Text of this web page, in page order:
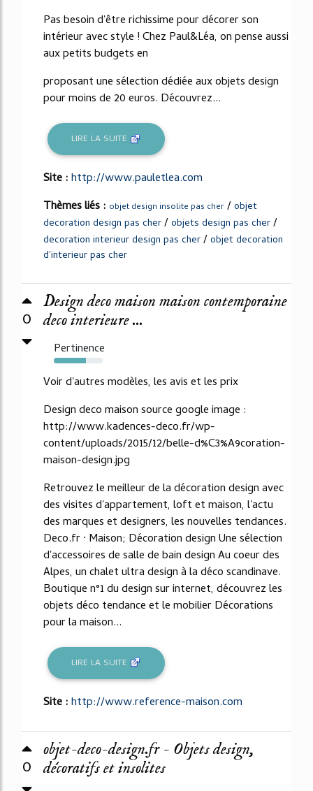
Pas besoin d'être richissime pour décorer son
intérieur avec style ! Chez Paul&Léa, on pense aussi
aux petits budgets en
proposant une sélection dédiée aux objets design
pour moins de 20 euros. Découvrez...
LIRE LA SUITE
Site :http://www.pauletlea.com
Thèmes liés : objet design insolite pas cher /objet
decoration design pas cher/objets design pas cher/
decoration interieur design pas cher/objet decoration
d'interieur pas cher
0
Design deco maison maison contemporaine
deco interieure ...
Pertinence
65%
Voir d'autres modèles, les avis et les prix
Design deco maison source google image :
http://www.kadences-deco.fr/wp-
content/uploads/2015/12/belle-d%C3%A9coration-
maison-design.jpg
Retrouvez le meilleur de la décoration design avec
des visites d'appartement, loft et maison, l'actu
des marques et designers, les nouvelles tendances.
Deco.fr · Maison; Décoration design Une sélection
d'accessoires de salle de bain design Au coeur des
Alpes, un chalet ultra design à la déco scandinave.
Boutique n°1 du design sur internet, découvrez les
objets déco tendance et le mobilier Décorations
pour la maison...
LIRE LA SUITE
Site :http://www.reference-maison.com
0
objet-deco-design.fr - Objets design,
décoratifs et insolites